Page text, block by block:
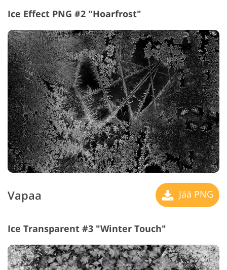
Ice Effect PNG #2 "Hoarfrost"
Vapaa Jää PNG
Ice Transparent #3 "Winter Touch"